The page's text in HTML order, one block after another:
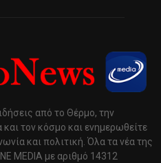
από το Θέρμο, την
τον κόσμο και ενημερωθείτε
και πολιτική. Όλα τα νέα της
MEDIA με αριθμό 14312